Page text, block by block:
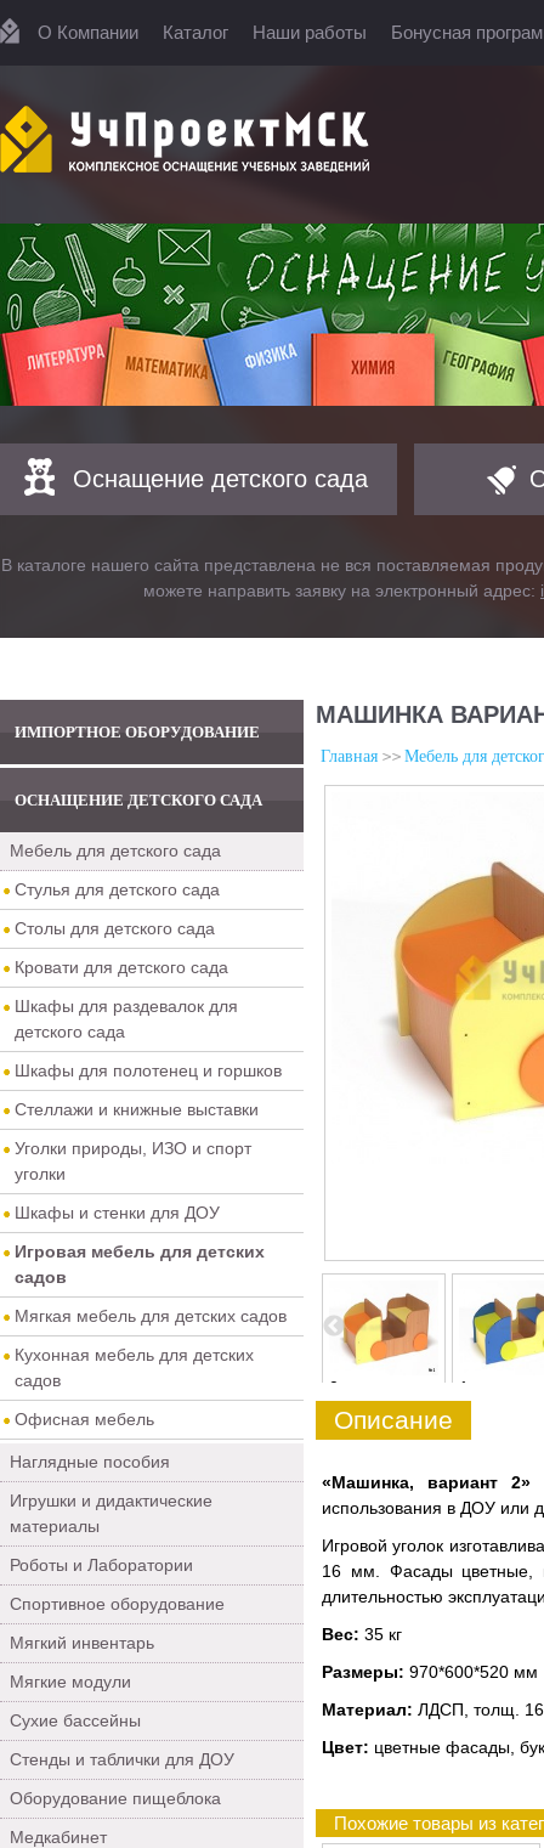
О Компании Каталог Наши работы Бонусная
Оснащение детского сада
В каталоге нашего сайта представлена не вся поставляемая
можете направить заявку на электронный адрес:
ИМПОРТНОЕ ОБОРУДОВАНИЕ
ОСНАЩЕНИЕ ДЕТСКОГО САДА
Мебель для детского сада
Стулья для детского сада
Столы для детского сада
Кровати для детского сада
Шкафы для раздевалок для
детского сада
Шкафы для полотенец и горшков
Стеллажи и книжные выставки
Уголки природы, ИЗО и спорт
уголки
Шкафы и стенки для ДОУ
Игровая мебель для детских
садов
Мягкая мебель для детских садов
Кухонная мебель для детских
садов
Офисная мебель
Наглядные пособия
Игрушки и дидактические
материалы
Роботы и Лаборатории
Спортивное оборудование
Мягкий инвентарь
Мягкие модули
Сухие бассейны
Стенды и таблички для ДОУ
Оборудование пищеблока
Медкабинет
МАШИНКА
Главная Мебель для
0 1
Описание
«Машинка, вариант 2»
использования в ДОУ или
Игровой уголок
16 мм. Фасады цветные,
длительностью
Вес: 35 кг
Размеры: 970*600*520 мм
Материал: ЛДСП, толщ.
Цвет: цветные фасады,
Похожие товары из